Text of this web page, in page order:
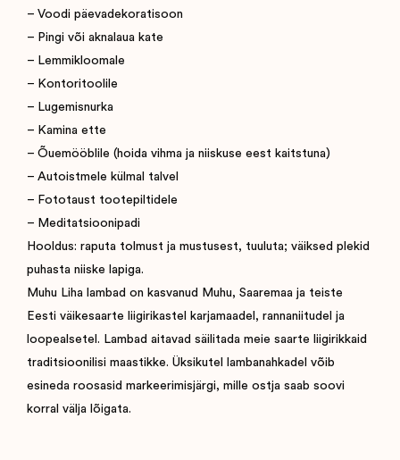
– Voodi päevadekoratisoon
– Pingi või aknalaua kate
– Lemmikloomale
– Kontoritoolile
– Lugemisnurka
– Kamina ette
– Õuemööblile (hoida vihma ja niiskuse eest kaitstuna)
– Autoistmele külmal talvel
– Fototaust tootepiltidele
– Meditatsioonipadi
Hooldus: raputa tolmust ja mustusest, tuuluta; väiksed plekid
puhasta niiske lapiga.
Muhu Liha lambad on kasvanud Muhu, Saaremaa ja teiste
Eesti väikesaarte liigirikastel karjamaadel, rannaniitudel ja
loopealsetel. Lambad aitavad säilitada meie saarte liigirikkaid
traditsioonilisi maastikke. Üksikutel lambanahkadel võib
esineda roosasid markeerimisjärgi, mille ostja saab soovi
korral välja lõigata.